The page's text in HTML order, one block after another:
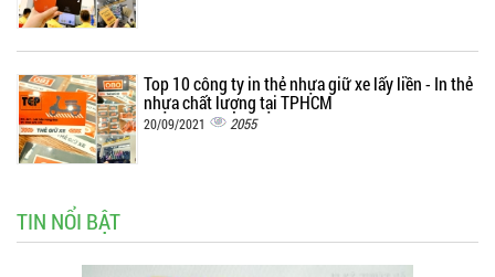
Top 10 công ty in thẻ nhựa giữ xe lấy liền - In thẻ
nhựa chất lượng tại TPHCM
20/09/2021 2055
TIN NỔI BẬT